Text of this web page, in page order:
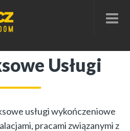
Usługi
usługi wykończeniowe
pracami związanymi z